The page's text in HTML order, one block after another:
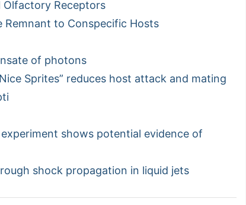
Olfactory Receptors
Remnant to Conspecific Hosts
of photons
Sprites” reduces host attack and mating
shows potential evidence of
shock propagation in liquid jets